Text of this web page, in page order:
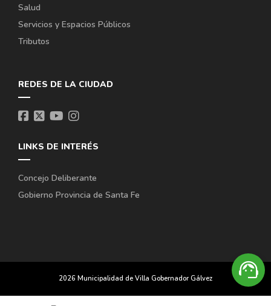
support_agent
Salud
Servicios y Espacios Públicos
Tributos
REDES DE LA CIUDAD
LINKS DE INTERÉS
Concejo Deliberante
Gobierno Provincia de Santa Fe
2026 Municipalidad de Villa Gobernador Gálvez